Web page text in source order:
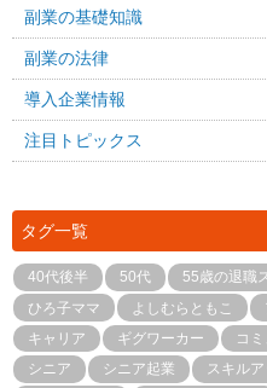
副業の基礎知識
副業の法律
導入企業情報
注目トピックス
タグ一覧
40代後半 50代 55歳の退職
ひろ子ママ
よしむらともこ
キャリア
ギグワーカー コ
シニア
シニア起業 スキル